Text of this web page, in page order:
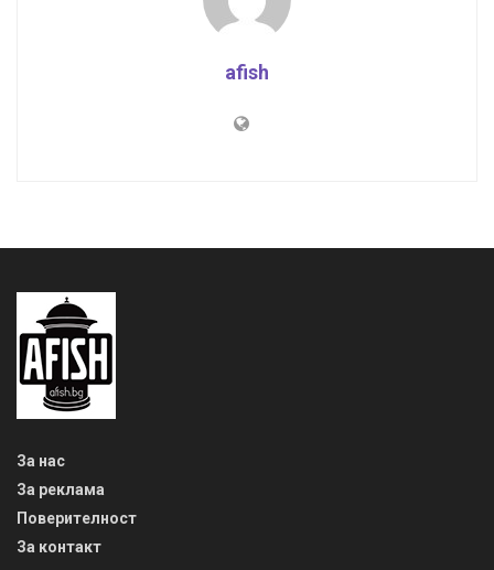
afish
За нас
За реклама
Поверителност
За контакт